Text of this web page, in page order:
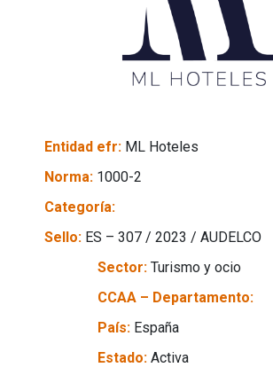
Entidad efr: ML Hoteles
Norma: 1000-2
Categoría:
Sello: ES – 307 / 2023 / AUDELCO
Sector: Turismo y ocio
CCAA – Departamento:
País: España
Estado: Activa